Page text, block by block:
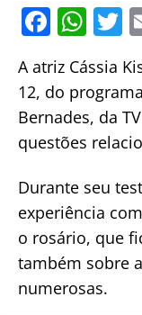
F
a
c
e
b
o
k
W
at
s
A
p
T
w
A atriz Cássia
12, do
Bernades, da
questões
Durante seu
experiência
o rosário, que
também sobre
numerosas.